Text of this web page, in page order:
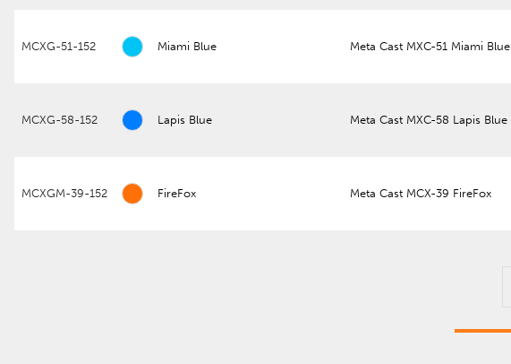
MCXG-51-152 Miami Blue Meta Cast MXC-51 Miami Blue
MCXG-58-152 Lapis Blue Meta Cast MXC-58 Lapis Blue
MCXGM-39-152 FireFox Meta Cast MCX-39 FireFox